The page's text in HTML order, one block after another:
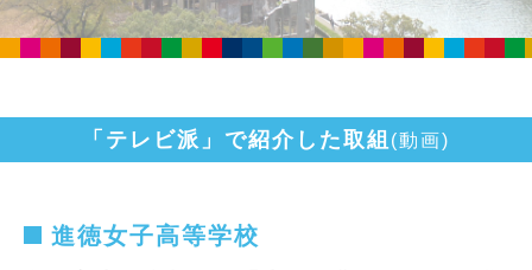
「テレビ派」で紹介した取組 (動画)
進徳女子高等学校